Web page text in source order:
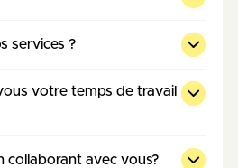
services ?
votre temps de travail
collaborant avec vous?